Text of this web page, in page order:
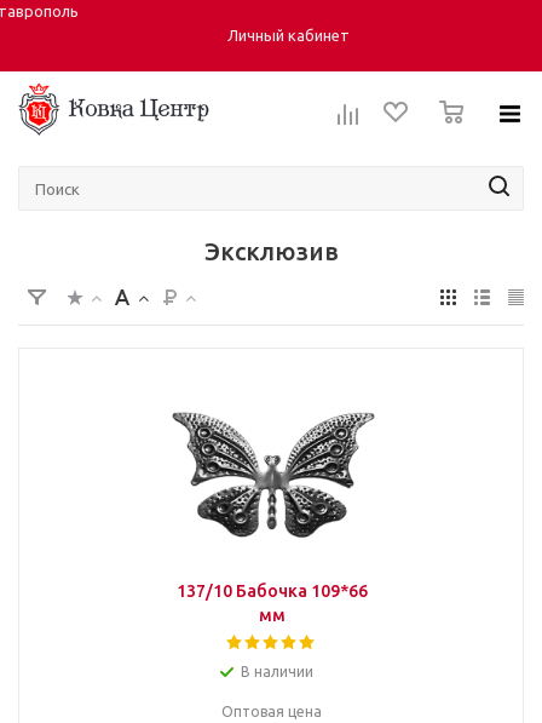
Личный кабинет
Эксклюзив
137/10 Бабочка 109*66
мм
В наличии
Оптовая цена